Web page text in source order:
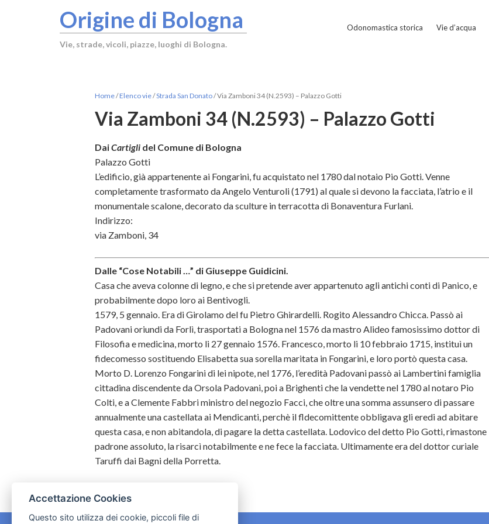
Origine di Bologna
Vie, strade, vicoli, piazze, luoghi di Bologna.
Odonomastica storica Vie d’acqua
Home/Elenco vie/Strada San Donato/Via Zamboni 34 (N.2593) – Palazzo Gotti
Via Zamboni 34 (N.2593) – Palazzo Gotti
DaiCartigli del Comune di Bologna
Palazzo Gotti
L’edificio, già appartenente ai Fongarini, fu acquistato nel 1780 dal notaio Pio Gotti. Venne
completamente trasformato da Angelo Venturoli (1791) al quale si devono la facciata, l’atrio e il
monumentale scalone, decorato da sculture in terracotta di Bonaventura Furlani.
Indirizzo:
via Zamboni, 34
Dalle “Cose Notabili …” di Giuseppe Guidicini.
Casa che aveva colonne di legno, e che si pretende aver appartenuto agli antichi conti di Panico, e
probabilmente dopo loro ai Bentivogli.
1579, 5 gennaio. Era di Girolamo del fu Pietro Ghirardelli. Rogito Alessandro Chicca. Passò ai
Padovani oriundi da Forlì, trasportati a Bologna nel 1576 da mastro Alideo famosissimo dottor di
Filosofia e medicina, morto li 27 gennaio 1576. Francesco, morto li 10 febbraio 1715, instituì un
fidecomesso sostituendo Elisabetta sua sorella maritata in Fongarini, e loro portò questa casa.
Morto D. Lorenzo Fongarini di lei nipote, nel 1776, l’eredità Padovani passò ai Lambertini famiglia
cittadina discendente da Orsola Padovani, poi a Brighenti che la vendette nel 1780 al notaro Pio
Colti, e a Clemente Fabbri ministro del negozio Facci, che oltre una somma assunsero di passare
annualmente una castellata ai Mendicanti, perchè il fldecomittente obbligava gli eredi ad abitare
questa casa, e non abitandola, di pagare la detta castellata. Lodovico del detto Pio Gotti, rimastone
padrone assoluto, la risarcì notabilmente e ne fece la facciata. Ultimamente era del dottor curiale
Taruffi dai Bagni della Porretta.
Accettazione Cookies
Questo sito utilizza dei cookie, piccoli file di